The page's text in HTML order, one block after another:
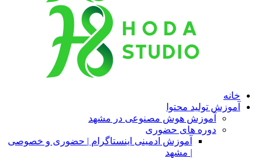
خانه
آموزش تولید محتوا
آموزش هوش مصنوعی در مشهد
دوره های حضوری
آموزش ادمینی اینستاگرام | حضوری و خصوصی
| مشهد